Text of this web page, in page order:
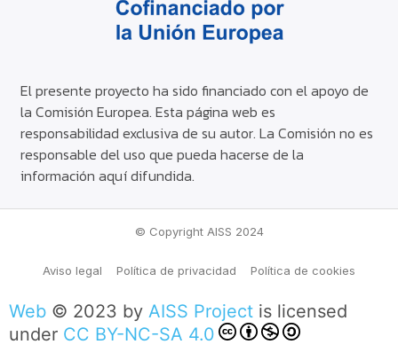
El presente proyecto ha sido financiado con el apoyo de
la Comisión Europea. Esta página web es
responsabilidad exclusiva de su autor. La Comisión no es
responsable del uso que pueda hacerse de la
información aquí difundida.
© Copyright AISS 2024
Aviso legal Política de privacidad Política de cookies
Web © 2023 by AISS Project is licensed
under CC BY-NC-SA 4.0